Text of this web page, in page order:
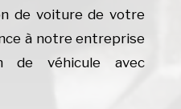
de voiture de votre
à notre entreprise
de véhicule avec